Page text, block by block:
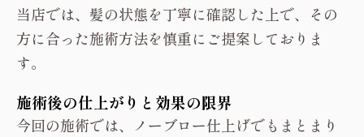
当店では、髪の状態を丁寧に確認した上で、その
方に合った施術方法を慎重にご提案しておりま
す。
施術後の仕上がりと効果の限界
今回の施術では、ノーブロー仕上げでもまとまり